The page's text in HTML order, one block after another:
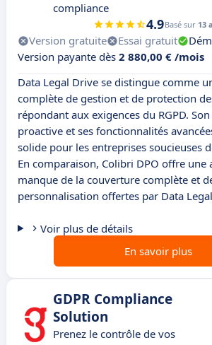
compliance
4.9Basé sur 13
Version gratuite Essai gratuit
Version payante dès 2 880,00 € /mois
Data Legal Drive se distingue comme
complète de gestion et de protection
répondant aux exigences du RGPD.
proactive et ses fonctionnalités
solide pour les entreprises soucieuses
En comparaison, Colibri DPO offre une
manque de la couverture complète et
personnalisation offertes par Data
Voir plus de détails
En savoir plus
GDPR Compliance
Solution
Prenez le contrôle de vos